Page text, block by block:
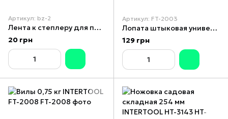
Артикул: bz-2
Лента к степлеру для подвязки растений TAPETOOL
20 грн
Артикул: FT-2003
Лопата штыковая универсальная 0,8 кг INTERTOOL FT-2003
129 грн